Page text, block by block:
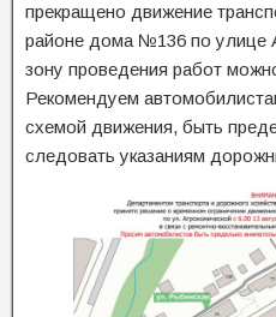
прекращено движение
районе дома №136 по улице
зону проведения работ
Рекомендуем
схемой движения, быть
следовать указаниям